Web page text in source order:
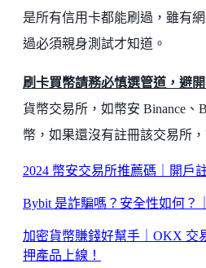
是所有信用卡都能刷過，雖有
過必須親身測試才知道。
刷卡買幣請務必慎選管道，避開
貨幣交易所，如幣安 Binance
幣，如果還沒有註冊該交易所
2024 幣安交易所推薦碼｜開戶
Bybit 是詐騙嗎？安全性如何？
加密貨幣賺錢好幫手｜OKX 交
押產品上線！